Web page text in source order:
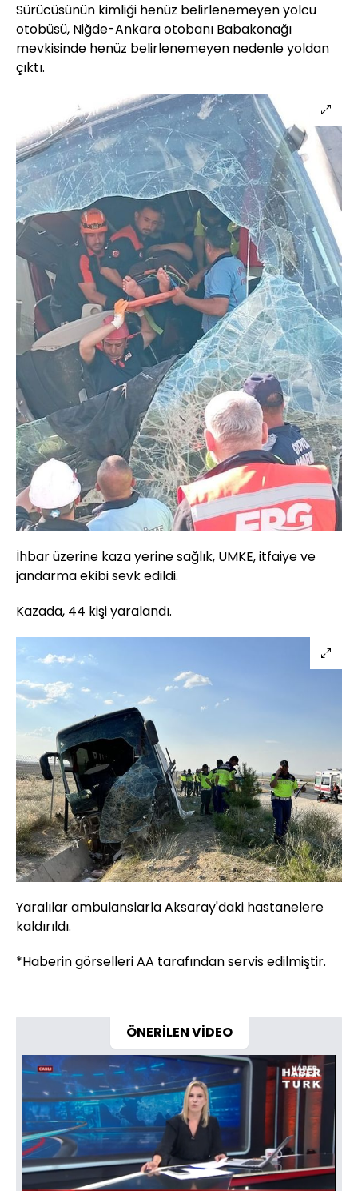
Sürücüsünün kimliği henüz belirlenemeyen yolcu
otobüsü, Niğde-Ankara otobanı Babakonağı
mevkisinde henüz belirlenemeyen nedenle yoldan
çıktı.
İhbar üzerine kaza yerine sağlık, UMKE, itfaiye ve
jandarma ekibi sevk edildi.
Kazada, 44 kişi yaralandı.
Yaralılar ambulanslarla Aksaray'daki hastanelere
kaldırıldı.
*Haberin görselleri AA tarafından servis edilmiştir.
ÖNERİLEN VİDEO